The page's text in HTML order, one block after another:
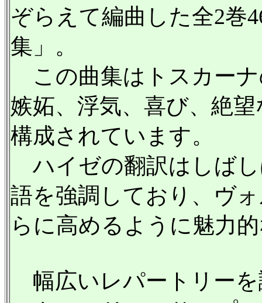
ぞらえて編曲した全2巻
集」。
この曲集はトスカー
嫉妬、浮気、喜び、絶
構成されています。
ハイゼの翻訳はしば
語を強調しており、ヴ
らに高めるように魅力
幅広いレパートリーを